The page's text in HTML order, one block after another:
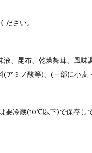
ださい。
、昆布、乾燥舞茸、風味
アミノ酸等)、(一部に小麦
要冷蔵(10℃以下)で保存し